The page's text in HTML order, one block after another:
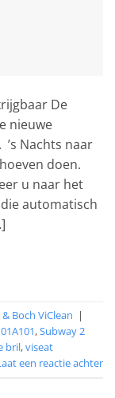
De
nieuwe
Nachts naar
doen.
u naar het
automatisch
Boch ViClean |
,Subway 2
bril,viseat
een reactie achter